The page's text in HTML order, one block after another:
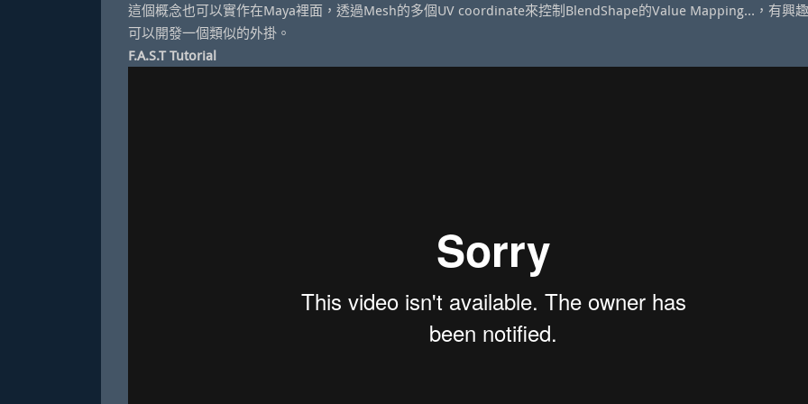
這個概念也可以實作在Maya裡面，透過Mesh的多個UV coordinate來控制BlendShape的Value Mapping…，有興
可以開發一個類似的外掛。
F.A.S.T Tutorial